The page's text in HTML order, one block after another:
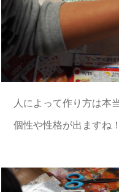
人によって作り方は本
個性や性格が出ますね！